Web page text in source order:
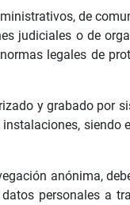
de
judiciales o de
legales de
y grabado
anónima,
personales a